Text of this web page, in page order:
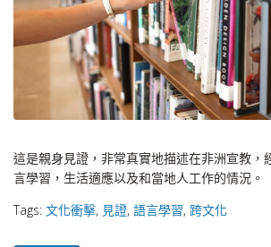
這是親身見證，非常真實地描述在非洲宣教，
言學習，生活適應以及和當地人工作的情況。
Tags: 文化衝擊, 見證, 語言學習, 跨文化